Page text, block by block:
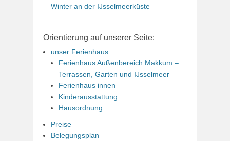
Winter an der IJsselmeerküste
Orientierung auf unserer Seite:
unser Ferienhaus
Ferienhaus Außenbereich Makkum –
Terrassen, Garten und IJsselmeer
Ferienhaus innen
Kinderausstattung
Hausordnung
Preise
Belegungsplan